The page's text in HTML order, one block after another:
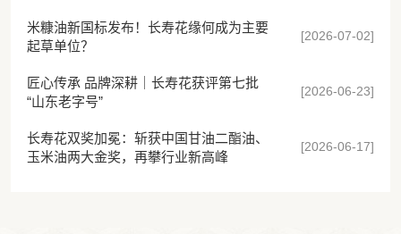
米糠油新国标发布！长寿花缘何成为主要
起草单位？
[2026-07-02]
匠心传承 品牌深耕｜长寿花获评第七批
“山东老字号”
[2026-06-23]
长寿花双奖加冕：斩获中国甘油二酯油、
玉米油两大金奖，再攀行业新高峰
[2026-06-17]